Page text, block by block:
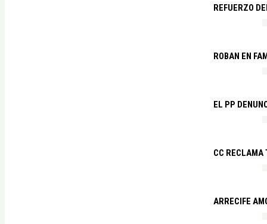
REFUERZO
ROBAN EN
EL PP
CC RECLAMA
ARRECIFE